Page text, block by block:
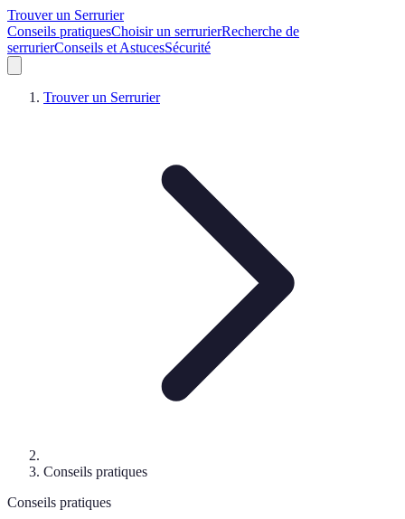
Trouver un Serrurier
Conseils pratiquesChoisir un serrurierRecherche de
serrurierConseils et AstucesSécurité
Trouver un Serrurier
Conseils pratiques
Conseils pratiques